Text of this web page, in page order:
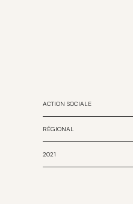
ACTION SOCIALE
RÉGIONAL
2021